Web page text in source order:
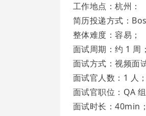
工作地点：杭州：
简历投递方式：
整体难度：容易；
面试周期：约 1 周；
面试方式：视频面
面试官人数：1 人；
面试官职位：QA 组
面试时长：40min；